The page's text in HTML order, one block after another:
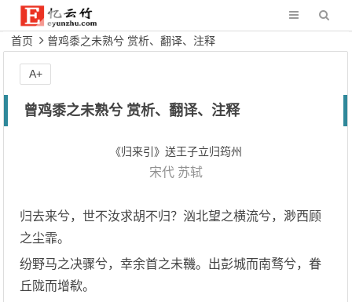
首页 曾鸡黍之未熟兮 赏析、翻译、注释
曾鸡黍之未熟兮 赏析、翻译、注释
《归来引》送王子立归筠州
宋代 苏轼
归去来兮，世不汝求胡不归？汹北望之横流兮，渺西顾
之尘霏。
纷野马之决骤兮，幸余首之未鞿。出彭城而南骛兮，眷
丘陇而增欷。
A+